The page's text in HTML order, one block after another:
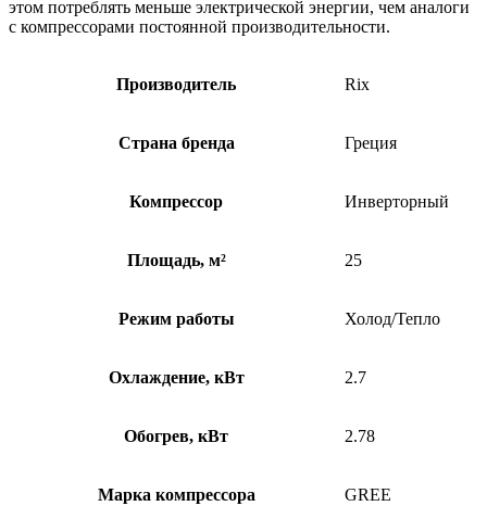
этом потреблять меньше электрической энергии, чем аналоги
с компрессорами постоянной производительности.
Производитель Rix
Страна бренда Греция
Компрессор Инверторный
Площадь, м² 25
Режим работы Холод/Тепло
Охлаждение, кВт 2.7
Обогрев, кВт 2.78
Марка компрессора GREE